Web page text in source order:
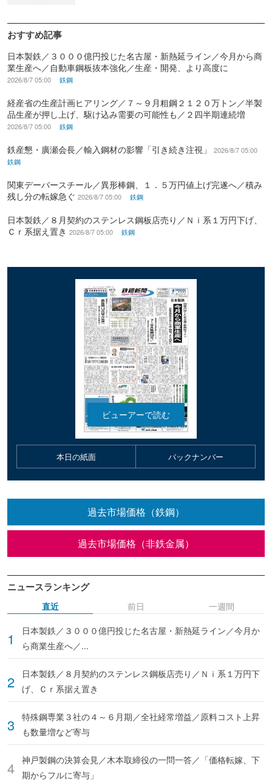
おすすめ記事
日本製鉄／３０００億円投じた名古屋・新熱延ライン／今月から商
業生産へ／自動車鋼板抜本強化／生産・開発、より高度に
2026/8/7 05:00 鉄鋼
経産省の生産計画ヒアリング／７～９月粗鋼２１２０万トン／半製
品生産が押し上げ、駆け込み需要の可能性も／２四半期連続増
2026/8/7 05:00 鉄鋼
鉄産懇・廣瀬会長／輸入鋼材の影響「引き続き注視」
2026/8/7 05:00
鉄鋼
関東デーバースチール／異形棒鋼、１．５万円値上げ完遂へ／積み
残し分の転嫁急ぐ 2026/8/7 05:00 鉄鋼
日本製鉄／８月契約のステンレス鋼板店売り／Ｎｉ系１万円下げ、
Ｃｒ系据え置き 2026/8/7 05:00 鉄鋼
本日の紙面 バックナンバー
過去市場価格（鉄鋼）
過去市場価格（非鉄金属）
ニュースランキング
直近
日本製鉄／３０００億円投じた名古屋・新熱延ライン／今月か
ら商業生産へ／...
日本製鉄／８月契約のステンレス鋼板店売り／Ｎｉ系１万円下
げ、Ｃｒ系据え置き
特殊鋼専業３社の４～６月期／全社経常増益／原料コスト上昇
も数量増など寄与
神戸製鋼の決算会見／木本取締役の一問一答／「価格転嫁、下
期からフルに寄与」
前日 一週間